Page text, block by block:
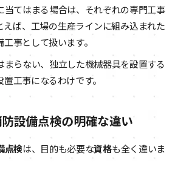
当てはまる場合は、それぞれの専門工事
えば、工場の生産ラインに組み込まれた
事として扱います。
まらない、独立した機械器具を設置する
工事になるわけです。
設備点検の明確な違い
点検は、目的も必要な資格も全く違いま